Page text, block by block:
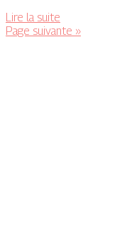
Lire la suite
Page suivante »